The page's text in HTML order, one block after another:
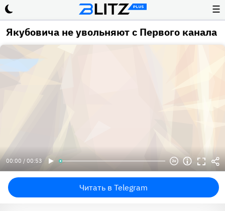
☰
Якубовича не увольняют с Первого канала
00:00 / 00:53
Читать в Telegram